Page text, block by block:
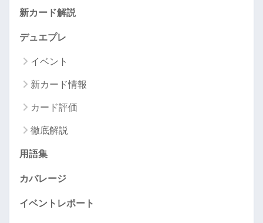
新カード解説
デュエプレ
イベント
新カード情報
カード評価
徹底解説
用語集
カバレージ
イベントレポート